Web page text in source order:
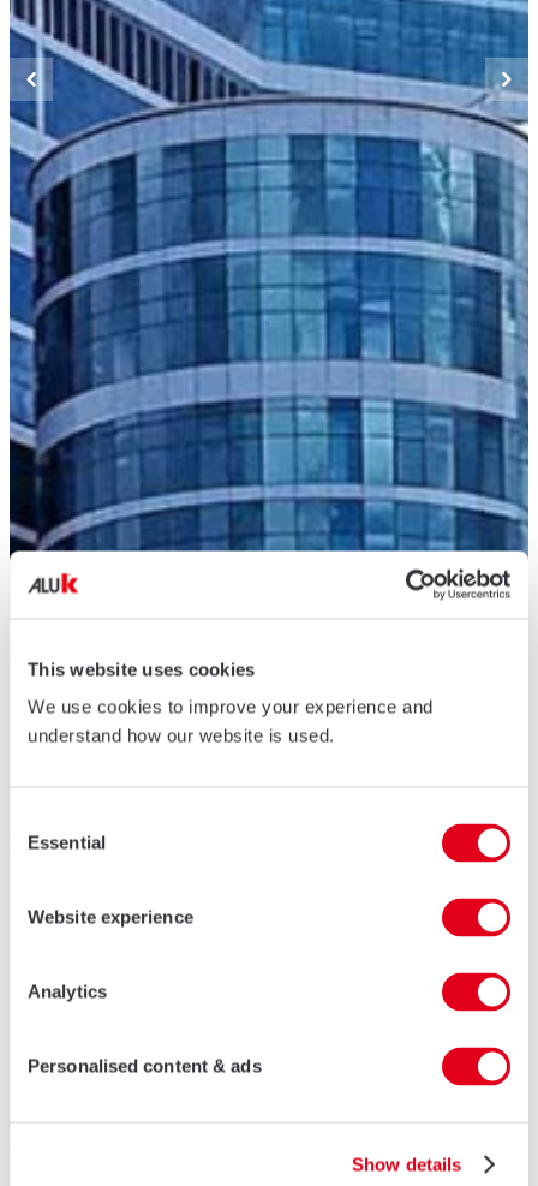
This website uses cookies
We use cookies to improve your experience and
understand how our website is used.
Selection
Essential
Website experience
Analytics
Personalised content & ads
Show details